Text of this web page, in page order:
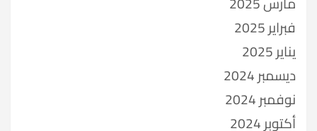
فبراير 2025
يناير 2025
ديسمبر 2024
نوفمبر 2024
أكتوبر 2024